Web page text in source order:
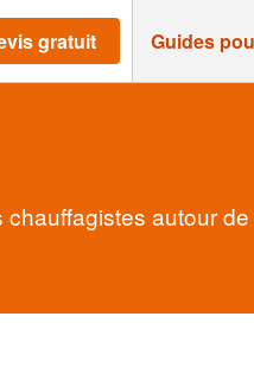
gratuit Guides
autour